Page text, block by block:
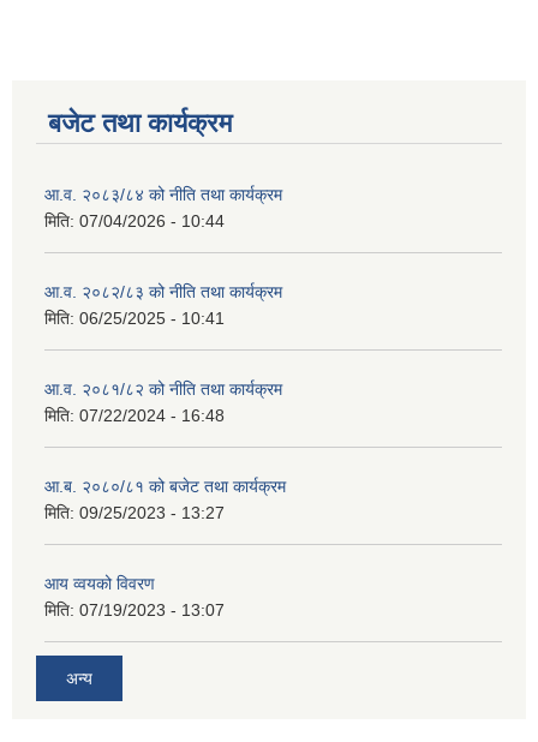
बजेट तथा कार्यक्रम
आ.व. २०८३/८४ को नीति तथा कार्यक्रम
मिति: 07/04/2026 - 10:44
आ.व. २०८२/८३ को नीति तथा कार्यक्रम
मिति: 06/25/2025 - 10:41
आ.व. २०८१/८२ को नीति तथा कार्यक्रम
मिति: 07/22/2024 - 16:48
आ.ब. २०८०/८१ को बजेट तथा कार्यक्रम
मिति: 09/25/2023 - 13:27
आय व्वयको विवरण
मिति: 07/19/2023 - 13:07
अन्य